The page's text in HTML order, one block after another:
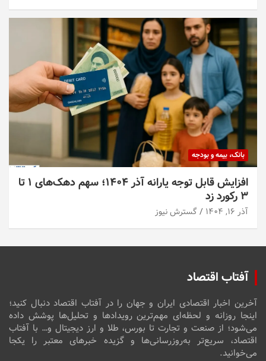
بانک، بیمه و بودجه
افزایش قابل توجه یارانه آذر ۱۴۰۴؛ سهم دهک‌های ۱ تا
۳ رکورد زد
آذر ۱۶, ۱۴۰۴ گسترش نیوز
آفتاب اقتصاد
آخرین اخبار اقتصادی ایران و جهان را در آفتاب اقتصاد دنبال کنید؛
اینجا روزانه و لحظه‌ای مهم‌ترین رویدادها و تحلیل‌ها پوشش داده
می‌شود؛ از صنعت و تجارت تا بورس، طلا و ارز دیجیتال و… با آفتاب
اقتصاد، سریع‌تر به‌روزرسانی‌ها و گزیده خبرهای معتبر را یکجا
می‌خوانید.